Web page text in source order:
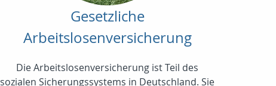
Gesetzliche
Arbeitslosenversicherung
Die Arbeitslosenversicherung ist Teil des
sozialen Sicherungssystems in Deutschland. Sie